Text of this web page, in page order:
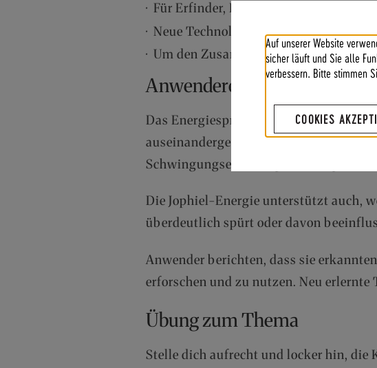
Auf unserer Website
sicher läuft und Sie alle
verbessern. Bitte stimmen
COOKIES
· Für Erfinder, Entdecker, Forscher,
· Neue Technologien oder
· Um den Zusammenhang zwischen
Anwendererfahrungen
Das Energiespray hat sich bewährt,
auseinandergezogen fühlt. Das tritt
Schwingungserhöhung durch eigene
Die Jophiel-Energie unterstützt auch,
überdeutlich spürt oder davon
Anwender berichten, dass sie
erforschen und zu nutzen. Neu
Übung zum Thema
Stelle dich aufrecht und locker hin, die